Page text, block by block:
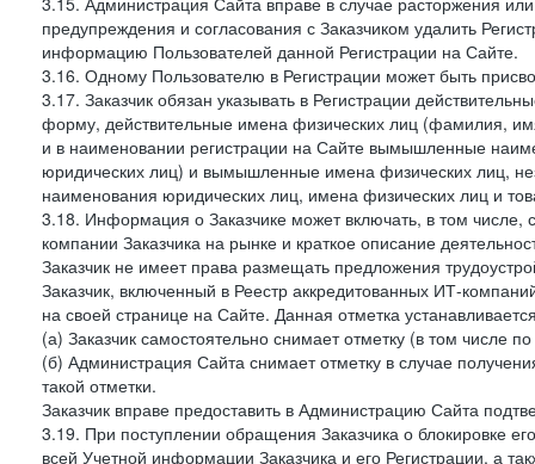
предупреждения и согласования с Заказчиком удалить
информацию Пользователей данной Регистрации на Сайте.
3.16. Одному Пользователю в Регистрации может быть
3.17. Заказчик обязан указывать в Регистрации
форму, действительные имена физических лиц (фамилия,
и в наименовании регистрации на Сайте вымышленные
юридических лиц) и вымышленные имена физических лиц,
наименования юридических лиц, имена физических лиц и
3.18. Информация о Заказчике может включать, в том
компании Заказчика на рынке и краткое описание
Заказчик не имеет права размещать предложения
Заказчик, включенный в Реестр аккредитованных ИТ-
на своей странице на Сайте. Данная отметка
(а) Заказчик самостоятельно снимает отметку (в том числе
(б) Администрация Сайта снимает отметку в случае
такой отметки.
Заказчик вправе предоставить в Администрацию Сайта
3.19. При поступлении обращения Заказчика о блокировке
всей Учетной информации Заказчика и его Регистрации, а